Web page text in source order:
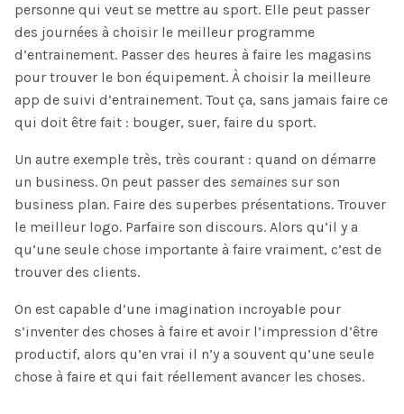
personne qui veut se mettre au sport. Elle peut passer
des journées à choisir le meilleur programme
d’entrainement. Passer des heures à faire les magasins
pour trouver le bon équipement. À choisir la meilleure
app de suivi d’entrainement. Tout ça, sans jamais faire ce
qui doit être fait : bouger, suer, faire du sport.
Un autre exemple très, très courant : quand on démarre
un business. On peut passer des semaines sur son
business plan. Faire des superbes présentations. Trouver
le meilleur logo. Parfaire son discours. Alors qu’il y a
qu’une seule chose importante à faire vraiment, c’est de
trouver des clients.
On est capable d’une imagination incroyable pour
s’inventer des choses à faire et avoir l’impression d’être
productif, alors qu’en vrai il n’y a souvent qu’une seule
chose à faire et qui fait réellement avancer les choses.